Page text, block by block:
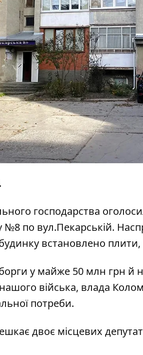
господарства
№8 по вул.Пекарській.
встановлено
у майже 50 млн грн й
війська, влада
потреби.
двоє місцевих